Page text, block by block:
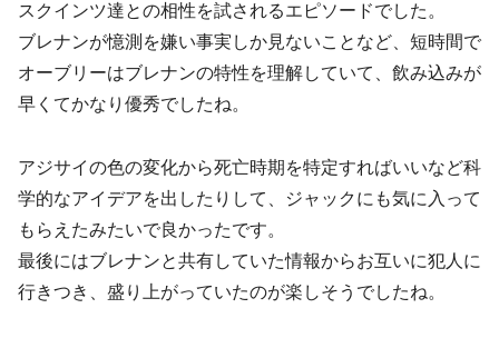
スクインツ達との相性を試されるエピソードでした。
ブレナンが憶測を嫌い事実しか見ないことなど、短時間で
オーブリーはブレナンの特性を理解していて、飲み込みが
早くてかなり優秀でしたね。
アジサイの色の変化から死亡時期を特定すればいいなど科
学的なアイデアを出したりして、ジャックにも気に入って
もらえたみたいで良かったです。
最後にはブレナンと共有していた情報からお互いに犯人に
行きつき、盛り上がっていたのが楽しそうでしたね。